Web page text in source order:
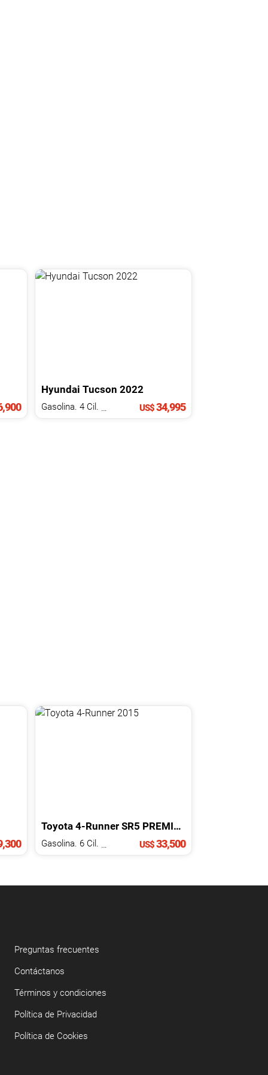
Hyundai Tucson 2022
US$34,995
Toyota 4-Runner SR5 PREMIUM
US$33,500
Preguntas frecuentes
Contáctanos
Términos y condiciones
Política de Privacidad
Política de Cookies